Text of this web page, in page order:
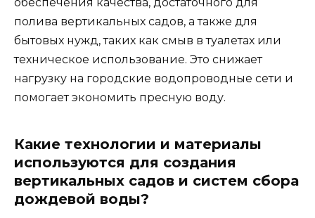
обеспечения качества, достаточного для
полива вертикальных садов, а также для
бытовых нужд, таких как смыв в туалетах или
техническое использование. Это снижает
нагрузку на городские водопроводные сети и
помогает экономить пресную воду.
Какие технологии и материалы
используются для создания
вертикальных садов и систем сбора
дождевой воды?